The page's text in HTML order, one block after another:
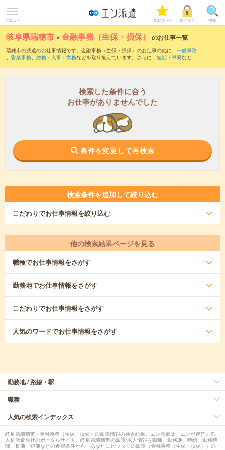
メニュー 気になる! ログイン 検索
岐阜県瑞穂市 ×金融事務（生保・損保） のお仕事一覧
瑞穂市の派遣のお仕事情報です。金融事務（生保・損保）のお仕事の他に、 一般事務
、 営業事務、 総務・人事・労務などを取り揃えています。さらに、 短期 ・ 単発などの
検索した条件に合う
お仕事がありませんでした
条件を変更して再検索
検索条件を追加して絞り込む
こだわりでお仕事情報を絞り込む
他の検索結果ページを見る
職種でお仕事情報をさがす
勤務地でお仕事情報をさがす
こだわりでお仕事情報をさがす
人気のワードでお仕事情報をさがす
勤務地 / 路線・駅
職種
人気の検索インデックス
岐阜県瑞穂市 - 金融事務（生保・損保）の派遣情報の検索結果。エン派遣は、エンが運営する
人材派遣会社のポータルサイト。岐阜県瑞穂市の派遣/求人情報を職種、勤務地、時給、勤務時
間、長期・短期などの希望条件から、あなたにピッタリの派遣（金融事務（生保・損保））の